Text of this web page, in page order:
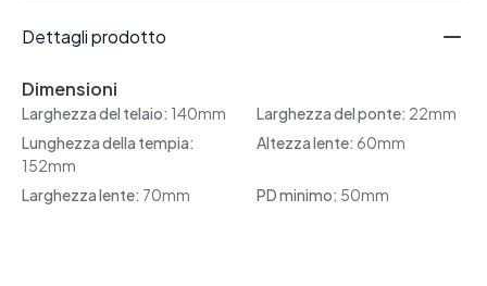
Dettagli prodotto
Dimensioni
Larghezza del telaio: 140mm Larghezza del ponte: 22mm
Lunghezza della tempia:
152mm
Altezza lente: 60mm
Larghezza lente: 70mm PD minimo: 50mm